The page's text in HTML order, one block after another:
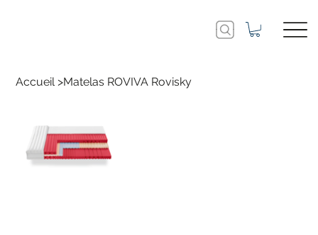
Accueil >Matelas ROVIVA Rovisky